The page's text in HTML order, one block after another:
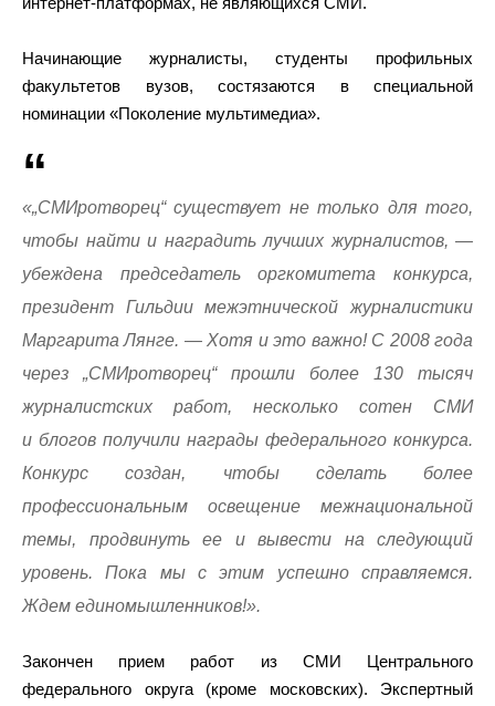
Начинающие журналисты, студенты профильных
факультетов вузов, состязаются в специальной
номинации «Поколение мультимедиа».
«„СМИротворец“ существует не только для того,
чтобы найти и наградить лучших журналистов, —
убеждена председатель оргкомитета конкурса,
президент Гильдии межэтнической журналистики
Маргарита Лянге. — Хотя и это важно! С 2008 года
через „СМИротворец“ прошли более 130 тысяч
журналистских работ, несколько сотен СМИ
и блогов получили награды федерального конкурса.
Конкурс создан, чтобы сделать более
профессиональным освещение межнациональной
темы, продвинуть ее и вывести на следующий
уровень. Пока мы с этим успешно справляемся.
Ждем единомышленников!».
Закончен прием работ из СМИ Центрального
федерального округа (кроме московских). Экспертный